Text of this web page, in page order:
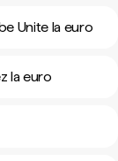
Unite la euro
la euro